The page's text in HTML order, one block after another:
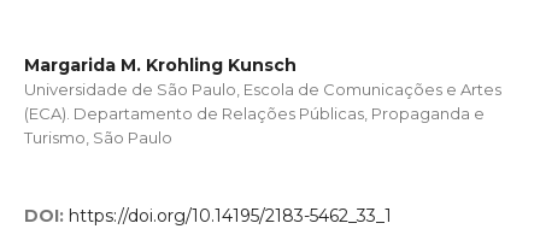
Margarida M. Krohling Kunsch
Universidade de São Paulo, Escola de Comunicações e Artes
(ECA). Departamento de Relações Públicas, Propaganda e
Turismo, São Paulo
DOI: https://doi.org/10.14195/2183-5462_33_1